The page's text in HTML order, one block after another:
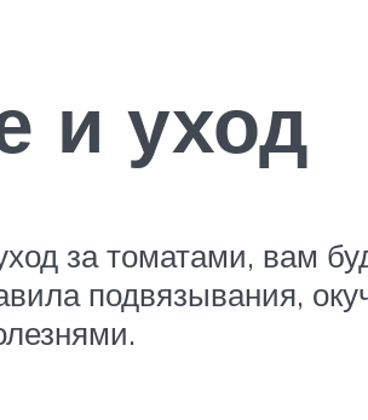
и уход
за томатами, вам
подвязывания,